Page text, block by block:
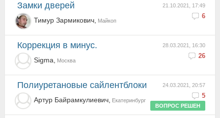
21.10.2021, 17:49
6
Замки дверей
Тимур Зармикович, Майкоп
28.03.2021, 16:30
26
Коррекция в минус.
Sigma, Москва
24.03.2021, 20:57
5
Полиуретановые сайлентблоки
Артур Байрамкулиевич,
Екатеринбург
ВОПРОС РЕШЕН